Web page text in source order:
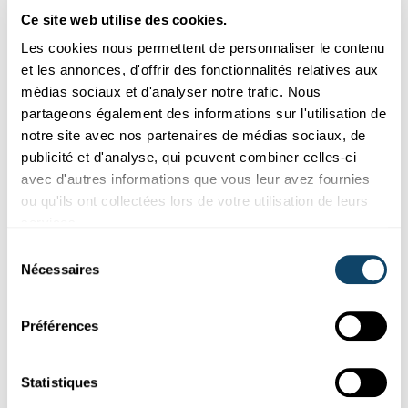
Ce site web utilise des cookies.
Les cookies nous permettent de personnaliser le contenu
et les annonces, d'offrir des fonctionnalités relatives aux
médias sociaux et d'analyser notre trafic. Nous
partageons également des informations sur l'utilisation de
notre site avec nos partenaires de médias sociaux, de
publicité et d'analyse, qui peuvent combiner celles-ci
avec d'autres informations que vous leur avez fournies
ou qu'ils ont collectées lors de votre utilisation de leurs
Nécessaires
Préférences
Statistiques
fonctionnalités dont nous avons besoin.
Vittorio Franzese
Quelles difficultés a rencontré le
projet Poquito ?
La partie la plus difficile du projet a été le délai serré (un
an au lieu des dix habituellement nécessaires pour
d'arrivée », raconte Vittorio Franzese. « C'est formidable
C'est un changement de paradigme ».
Le groupe de recherche est très jeune, nous avons
commencé il y a trois ans. C'est le deuxième objet